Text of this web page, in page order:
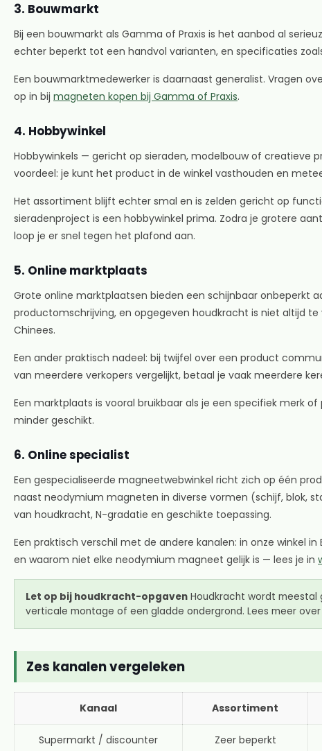
3. Bouwmarkt
Bij een bouwmarkt als Gamma of Praxis is het aanbod al
echter beperkt tot een handvol varianten, en specificaties
Een bouwmarktmedewerker is daarnaast generalist. Vragen
op in bij magneten kopen bij Gamma of Praxis.
4. Hobbywinkel
Hobbywinkels — gericht op sieraden, modelbouw of
voordeel: je kunt het product in de winkel vasthouden en
Het assortiment blijft echter smal en is zelden gericht op
sieradenproject is een hobbywinkel prima. Zodra je grotere
loop je er snel tegen het plafond aan.
5. Online marktplaats
Grote online marktplaatsen bieden een schijnbaar onbeperkt
productomschrijving, en opgegeven houdkracht is niet altijd
Chinees.
Een ander praktisch nadeel: bij twijfel over een product
van meerdere verkopers vergelijkt, betaal je vaak meerdere
Een marktplaats is vooral bruikbaar als je een specifiek merk
minder geschikt.
6. Online specialist
Een gespecialiseerde magneetwebwinkel richt zich op één
naast neodymium magneten in diverse vormen (schijf, blok,
van houdkracht, N-gradatie en geschikte toepassing.
Een praktisch verschil met de andere kanalen: in onze winkel
en waarom niet elke neodymium magneet gelijk is — lees je in
Let op bij houdkracht-opgaven Houdkracht wordt meestal
verticale montage of een gladde ondergrond. Lees meer over
Zes kanalen vergeleken
Kanaal Assortiment
Supermarkt / discounter Zeer beperkt